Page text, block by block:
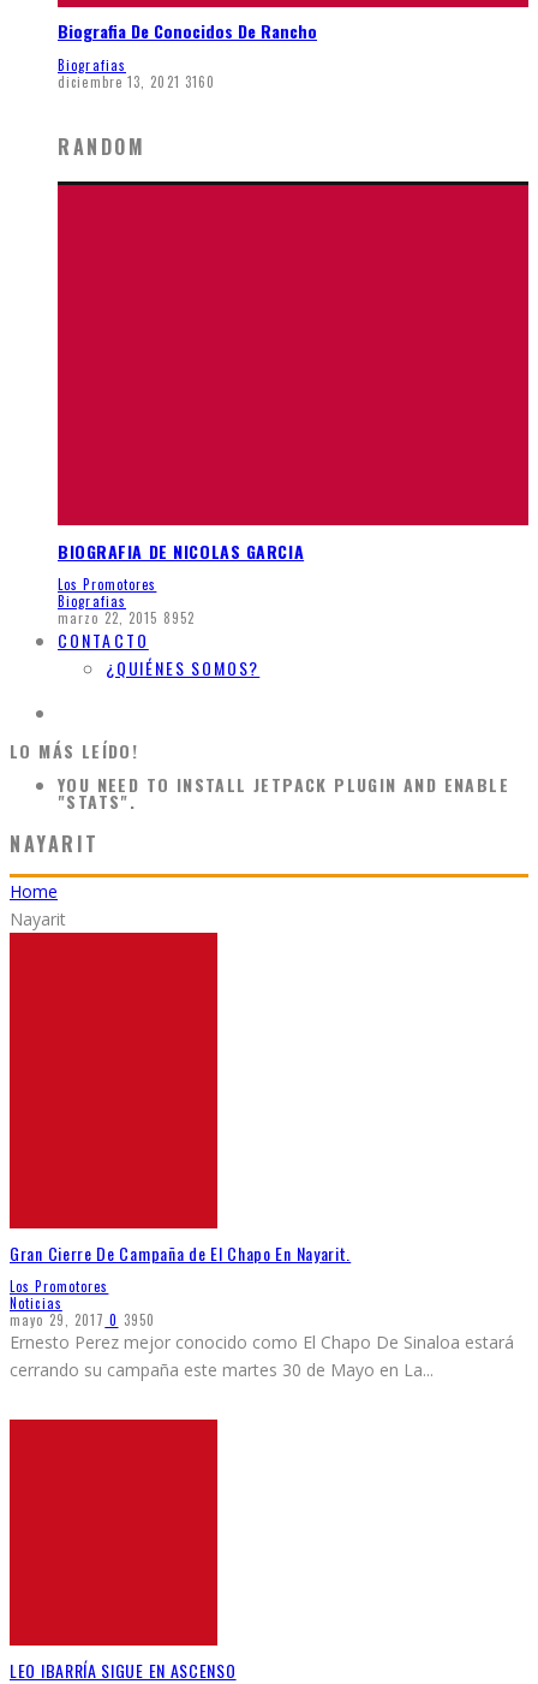
Biografia De Conocidos De Rancho
Biografias
diciembre 13, 2021 3160
RANDOM
BIOGRAFIA DE NICOLAS GARCIA
Los Promotores
Biografias
marzo 22, 2015 8952
CONTACTO
¿QUIÉNES SOMOS?
LO MÁS LEÍDO!
YOU NEED TO INSTALL JETPACK PLUGIN AND ENABLE
"STATS".
NAYARIT
Home
Nayarit
Gran Cierre De Campaña de El Chapo En Nayarit.
Los Promotores
Noticias
mayo 29, 2017 0 3950
Ernesto Perez mejor conocido como El Chapo De Sinaloa estará
cerrando su campaña este martes 30 de Mayo en La...
LEO IBARRÍA SIGUE EN ASCENSO